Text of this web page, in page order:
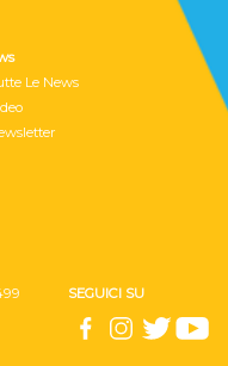
Le News
SEGUICI SU